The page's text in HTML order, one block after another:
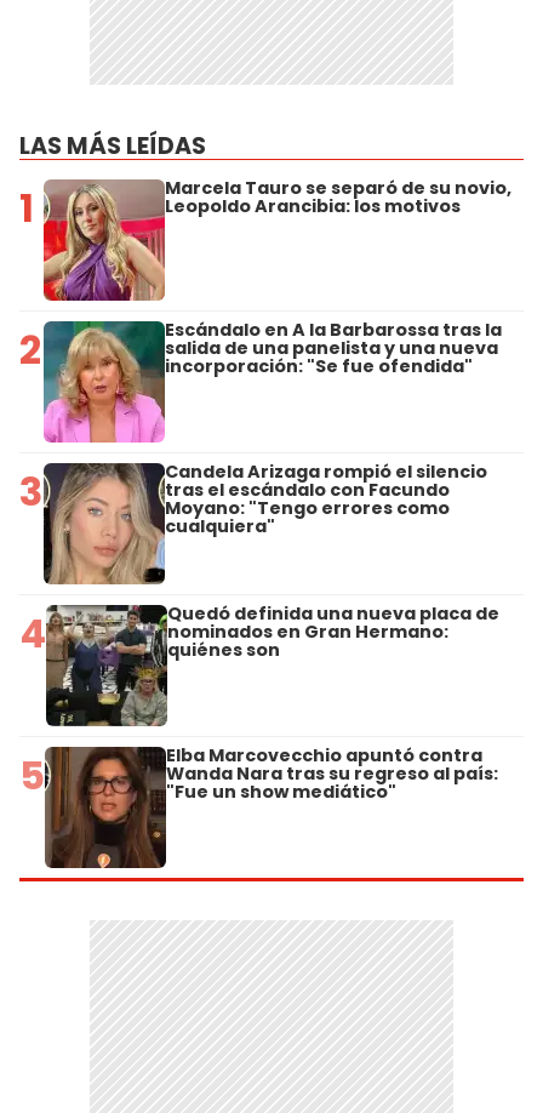
LAS MÁS LEÍDAS
1 Marcela Tauro se separó de su novio,
Leopoldo Arancibia: los motivos
2 Escándalo en A la Barbarossa tras la
salida de una panelista y una nueva
incorporación: "Se fue ofendida"
3 Candela Arizaga rompió el silencio
tras el escándalo con Facundo
Moyano: "Tengo errores como
cualquiera"
4 Quedó definida una nueva placa de
nominados en Gran Hermano:
quiénes son
5 Elba Marcovecchio apuntó contra
Wanda Nara tras su regreso al país:
"Fue un show mediático"